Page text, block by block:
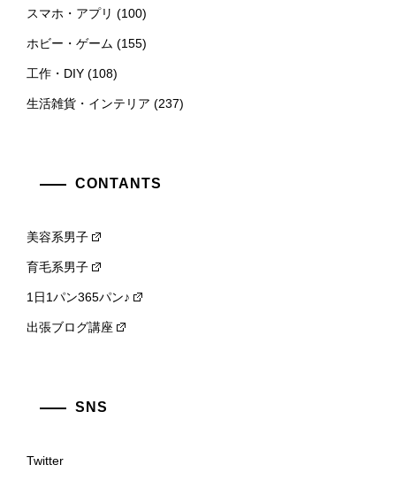
スマホ・アプリ (100)
ホビー・ゲーム (155)
工作・DIY (108)
生活雑貨・インテリア (237)
CONTANTS
美容系男子
育毛系男子
1日1パン365パン♪
出張ブログ講座
SNS
Twitter